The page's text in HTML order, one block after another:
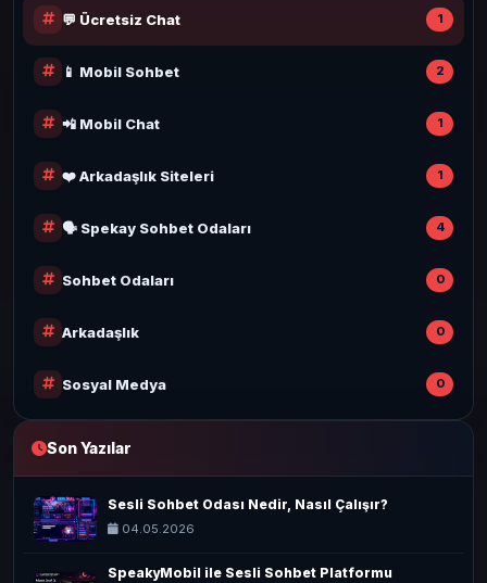
💬 Ücretsiz Chat 1
📱 Mobil Sohbet 2
📲 Mobil Chat 1
❤️ Arkadaşlık Siteleri 1
🗣️ Spekay Sohbet Odaları 4
Sohbet Odaları 0
Arkadaşlık 0
Sosyal Medya 0
Son Yazılar
Sesli Sohbet Odası Nedir, Nasıl Çalışır?
04.05.2026
SpeakyMobil ile Sesli Sohbet Platformu